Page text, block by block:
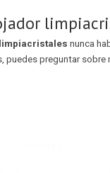
nunca
puedes preguntar